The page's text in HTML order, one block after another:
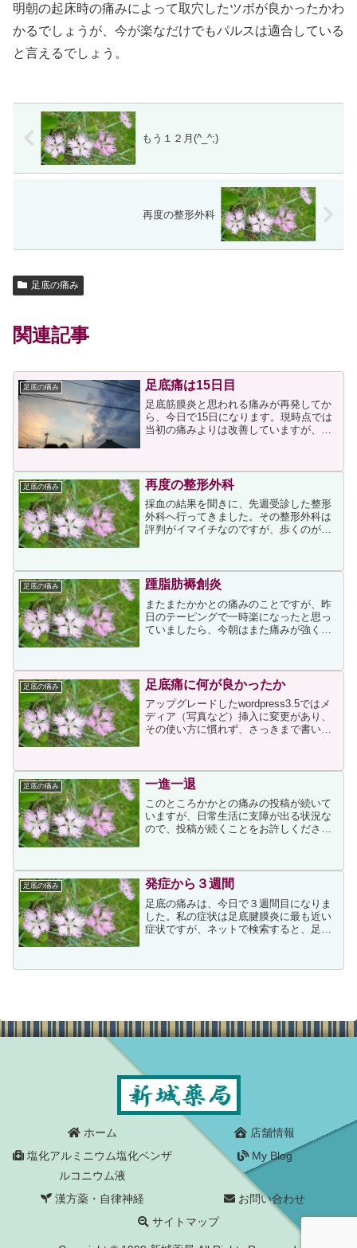
明朝の起床時の痛みによって取穴したツボが良かったかわ
かるでしょうが、今が楽なだけでもパルスは適合している
と言えるでしょう。
もう１２月(^_^;)
再度の整形外科
足底の痛み
関連記事
足底の痛み 足底痛は15日目
足底筋膜炎と思われる痛みが再発してか
ら、今日で15日になります。現時点では
当初の痛みよりは改善していますが、ま
いましたが、私の場合、歩かないと消化
機能も低下してしまうよ...
足底の痛み 再度の整形外科
採血の結果を聞きに、先週受診した整形
外科へ行ってきました。その整形外科は
評判がイマイチなのですが、歩くのが辛
の結果、血清Ca，リン,アルカリフォスフ
ァターゼ（ALP）が...
足底の痛み 踵脂肪褥創炎
またまたかかとの痛みのことですが、昨
日のテーピングで一時楽になったと思っ
ていましたら、今朝はまた痛みが強くな
ので悲観的になってしまい、裏の接骨院
（歩いて5秒くらい）に行...
足底の痛み 足底痛に何が良かったか
アップグレードしたwordpress3.5ではメ
ディア（写真など）挿入に変更があり、
その使い方に慣れず、さっきまで書いて
底痛は短期間...
足底の痛み 一進一退
このところかかとの痛みの投稿が続いて
いますが、日常生活に支障が出る状況な
ので、投稿が続くことをお許しくださ
も数週間から数年と差が大きいため、大
怪我ではないものの難治のよ...
足底の痛み 発症から３週間
足底の痛みは、今日で３週間目になりま
した。私の症状は足底腱膜炎に最も近い
症状ですが、ネットで検索すると、足底
発症当初はこの痛みとの闘いが数年も続
ホーム
店舗情報
塩化アルミニウム塩化ベンザ
ルコニウム液
My Blog
漢方薬・自律神経
お問い合わせ
サイトマップ